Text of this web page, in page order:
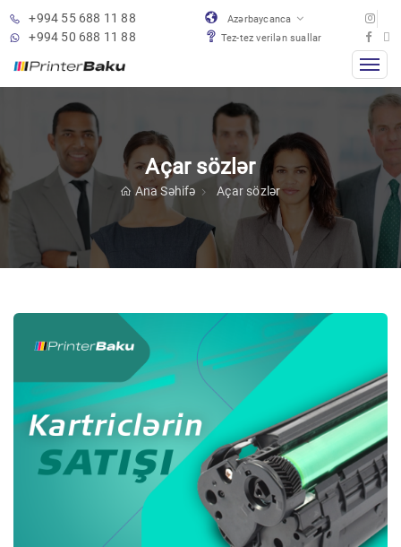
+994 55 688 11 88
+994 50 688 11 88
Azərbaycanca
Tez-tez verilən suallar
Açar sözlər
Ana Səhifə Açar sözlər